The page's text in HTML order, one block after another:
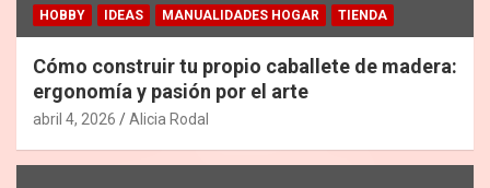
HOBBY IDEAS MANUALIDADES HOGAR TIENDA
Cómo construir tu propio caballete de madera:
ergonomía y pasión por el arte
abril 4, 2026 Alicia Rodal